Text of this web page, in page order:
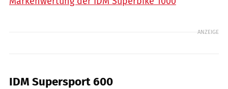
ANZEIGE
IDM Supersport 600